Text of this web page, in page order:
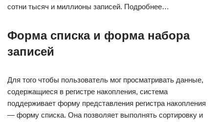
сотни тысяч и миллионы записей. Подробнее…
Форма списка и форма набора
записей
Для того чтобы пользователь мог просматривать данные,
содержащиеся в регистре накопления, система
поддерживает форму представления регистра накопления
— форму списка. Она позволяет выполнять сортировку и